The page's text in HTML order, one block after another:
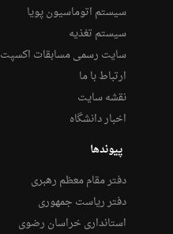
سیستم اتوماسیون پویا
سیستم تغذیه
سایت رسمی مسابقات اکسپت
ارتباط با ما
نقشه سایت
اخبار دانشگاه
پیوندها
دفتر مقام معظم رهبری
دفتر ریاست جمهوری
استانداری خراسان رضوی